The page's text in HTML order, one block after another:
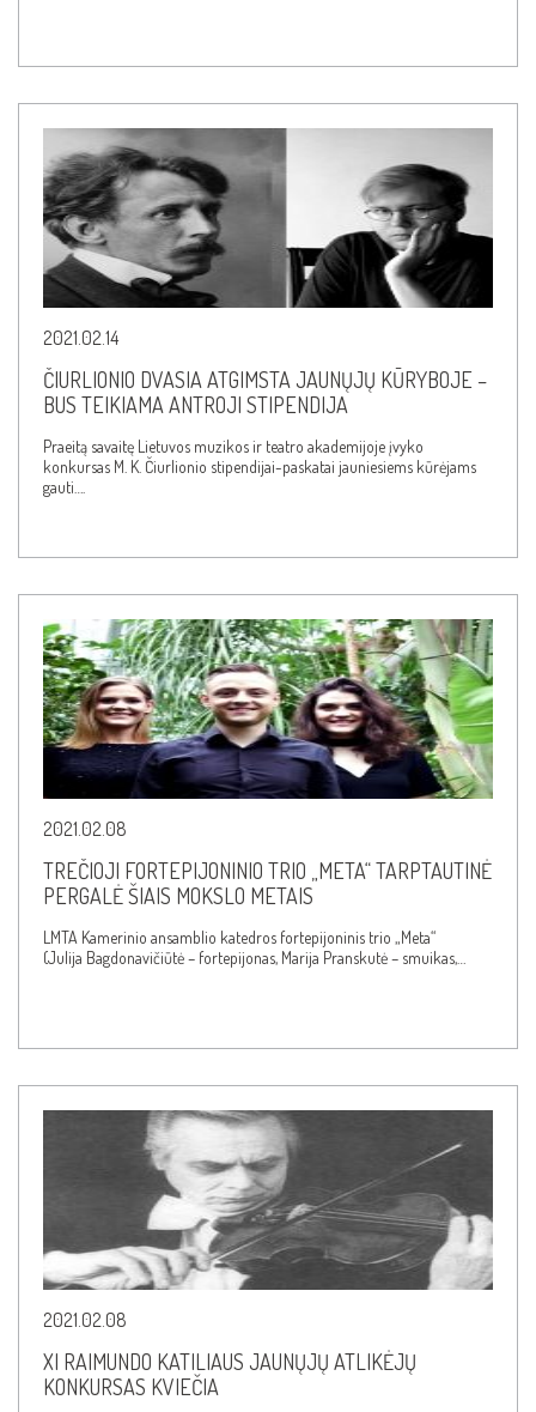
2021.02.14
ČIURLIONIO DVASIA ATGIMSTA JAUNŲJŲ KŪRYBOJE –
BUS TEIKIAMA ANTROJI STIPENDIJA
Praeitą savaitę Lietuvos muzikos ir teatro akademijoje įvyko
konkursas M. K. Čiurlionio stipendijai-paskatai jauniesiems kūrėjams
gauti….
2021.02.08
TREČIOJI FORTEPIJONINIO TRIO „META“ TARPTAUTINĖ
PERGALĖ ŠIAIS MOKSLO METAIS
LMTA Kamerinio ansamblio katedros fortepijoninis trio „Meta“
(Julija Bagdonavičiūtė – fortepijonas, Marija Pranskutė – smuikas,…
2021.02.08
XI RAIMUNDO KATILIAUS JAUNŲJŲ ATLIKĖJŲ
KONKURSAS KVIEČIA